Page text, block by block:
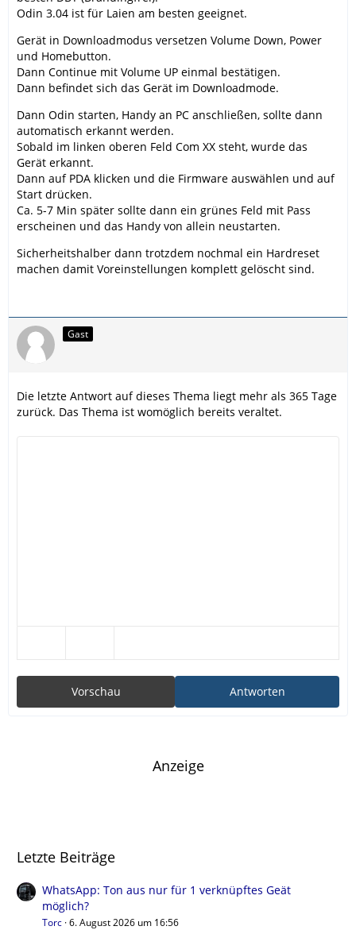
Odin 3.04 ist für Laien am besten geeignet.
Gerät in Downloadmodus versetzen Volume Down, Power
und Homebutton.
Dann Continue mit Volume UP einmal bestätigen.
Dann befindet sich das Gerät im Downloadmode.
Dann Odin starten, Handy an PC anschließen, sollte dann
automatisch erkannt werden.
Sobald im linken oberen Feld Com XX steht, wurde das
Gerät erkannt.
Dann auf PDA klicken und die Firmware auswählen und auf
Start drücken.
Ca. 5-7 Min später sollte dann ein grünes Feld mit Pass
erscheinen und das Handy von allein neustarten.
Sicherheitshalber dann trotzdem nochmal ein Hardreset
machen damit Voreinstellungen komplett gelöscht sind.
Gast
Die letzte Antwort auf dieses Thema liegt mehr als 365 Tage
zurück. Das Thema ist womöglich bereits veraltet.
Antworten
Vorschau
Anzeige
Letzte Beiträge
WhatsApp: Ton aus nur für 1 verknüpftes Geät
möglich?
Torc 6. August 2026 um 16:56